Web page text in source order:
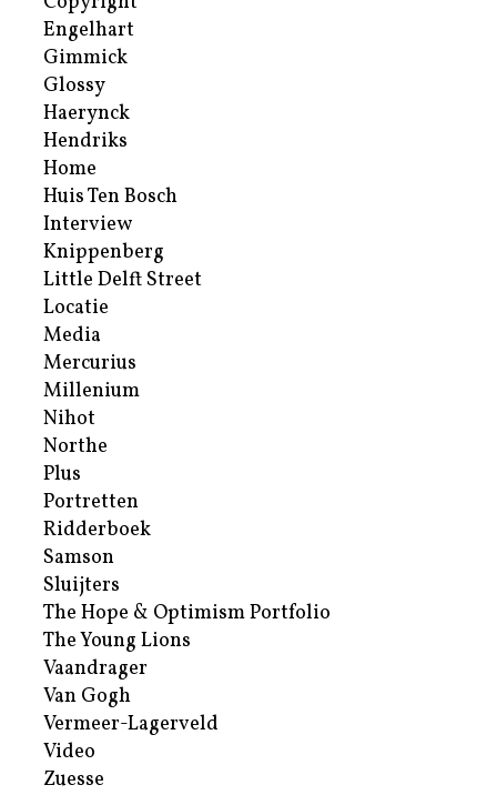
Engelhart
Gimmick
Glossy
Haerynck
Hendriks
Home
Huis Ten Bosch
Interview
Knippenberg
Little Delft Street
Locatie
Media
Mercurius
Millenium
Nihot
Northe
Plus
Portretten
Ridderboek
Samson
Sluijters
The Hope & Optimism Portfolio
The Young Lions
Vaandrager
Van Gogh
Vermeer-Lagerveld
Video
Zuesse